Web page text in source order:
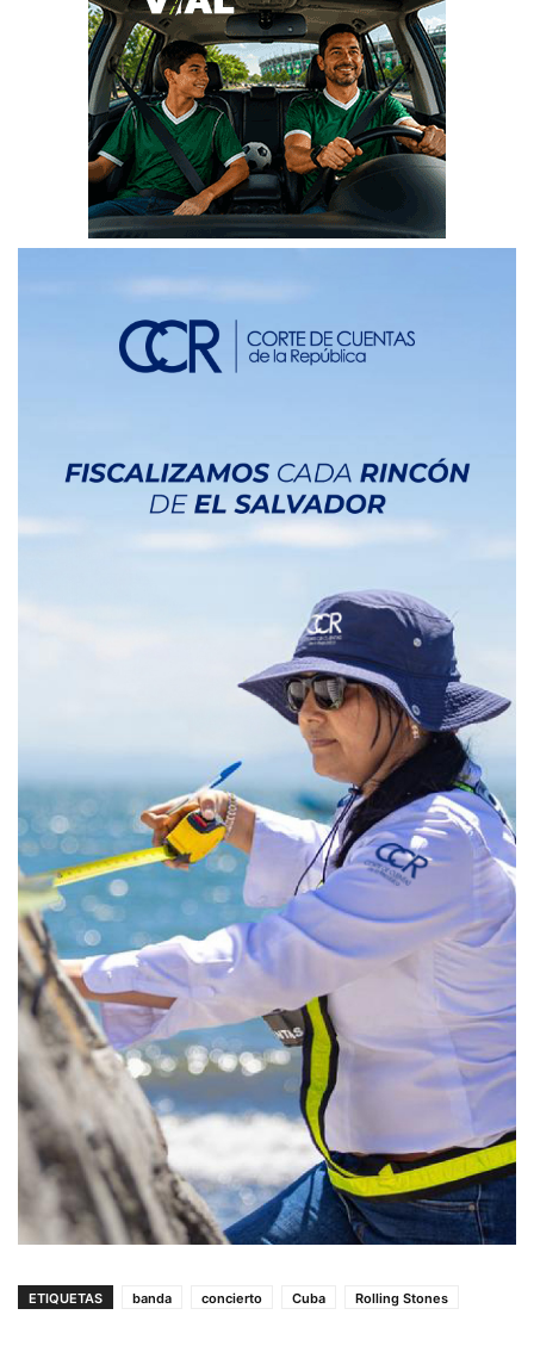
ETIQUETAS banda concierto Cuba Rolling Stones